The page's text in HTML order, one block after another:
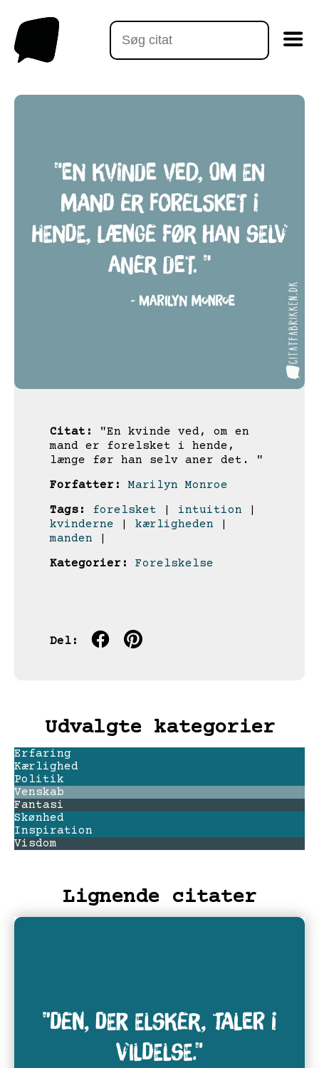
Citat:
"En kvinde ved, om en
mand er forelsket i hende,
længe før han selv aner det. "
Forfatter:
Marilyn Monroe
Tags:
forelsket intuition
kvinderne
kærligheden
manden
Kategorier:
Forelskelse
Del:
Udvalgte kategorier
Erfaring
Kærlighed
Politik
Venskab
Fantasi
Skønhed
Inspiration
Visdom
Lignende citater